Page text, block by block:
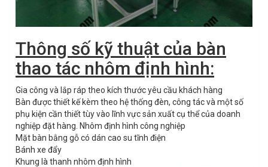
Thông số kỹ thuật của bàn
thao tác nhôm định hình:
Gia công và lắp ráp theo kích thước yêu cầu khách hàng
Bàn được thiết kế kèm theo hệ thống đèn, công tác và một số
phụ kiện cần thiết tùy vào lĩnh vực sản xuất cụ thể của doanh
nghiệp đặt hàng. Nhôm định hình công nghiệp
Mặt bàn bằng gỗ có dán cao su tĩnh điện
Bánh xe đẩy
Khung là thanh nhôm định hình